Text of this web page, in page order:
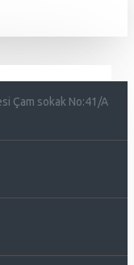
Çam sokak No:41/A